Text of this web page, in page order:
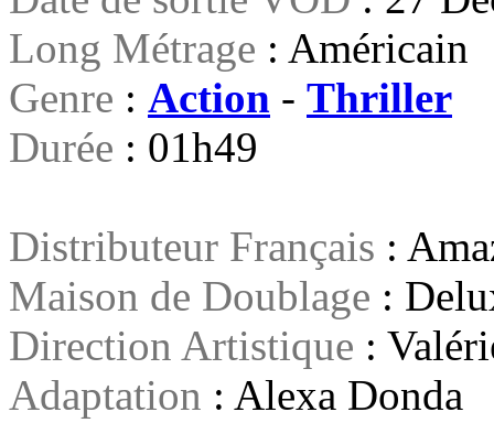
Long Métrage : Américain
Genre : Action - Thriller
Durée : 01h49
Distributeur Français :
Maison de Doublage :
Direction Artistique :
Adaptation : Alexa Donda